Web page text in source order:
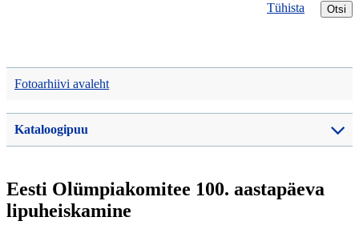
Otsi
Tühista
Fotoarhiivi avaleht
Kataloogipuu
Eesti Olümpiakomitee 100. aastapäeva
lipuheiskamine